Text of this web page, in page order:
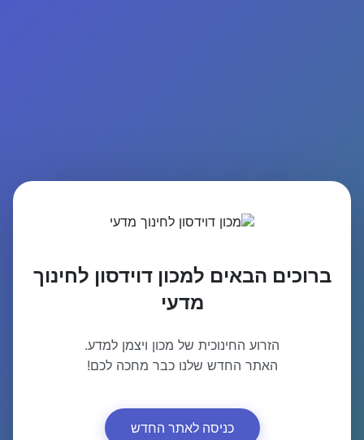
ברוכים הבאים למכון דוידסון לחינוך
מדעי
הזרוע החינוכית של מכון ויצמן למדע.
האתר החדש שלנו כבר מחכה לכם!
כניסה לאתר החדש